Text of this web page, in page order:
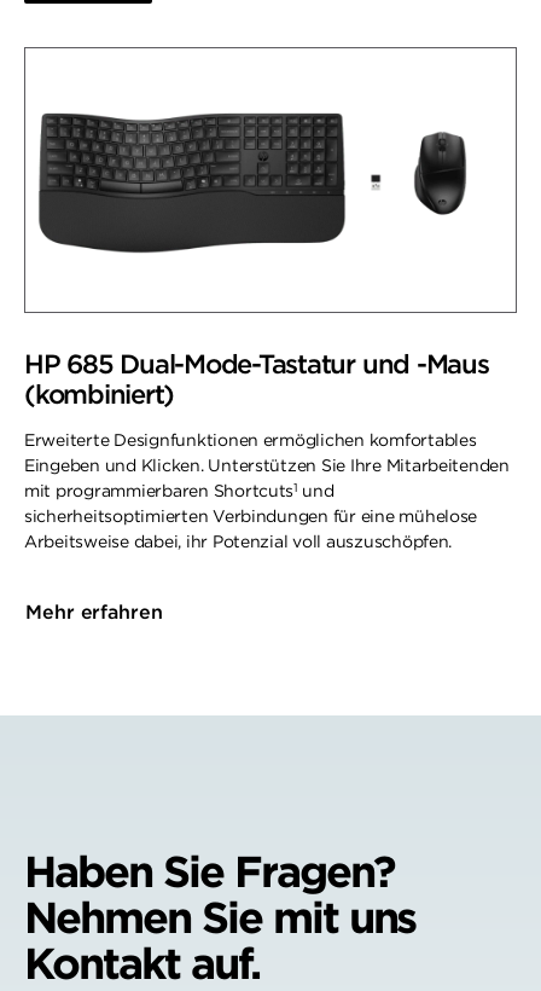
HP 685 Dual-Mode-Tastatur und -Maus
(kombiniert)
Erweiterte Designfunktionen ermöglichen komfortables
Eingeben und Klicken. Unterstützen Sie Ihre Mitarbeitenden
mit programmierbaren Shortcuts1 und
sicherheitsoptimierten Verbindungen für eine mühelose
Arbeitsweise dabei, ihr Potenzial voll auszuschöpfen.
Mehr erfahren
Haben Sie Fragen?
Nehmen Sie mit uns
Kontakt auf.